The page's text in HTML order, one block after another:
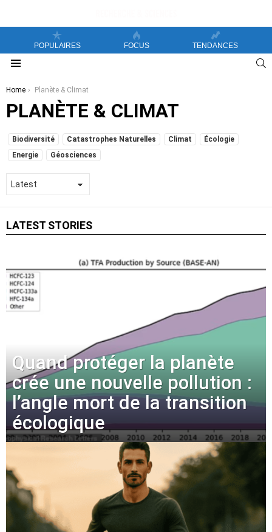
POPULAIRES FOCUS TENDANCES
You are here:
Home Planète & Climat
PLANÈTE & CLIMAT
SUBTERMS
Biodiversité Catastrophes Naturelles Climat
Écologie
Energie
Géosciences
LATEST STORIES
Quand protéger la planète
crée une nouvelle pollution :
l’angle mort de la transition
écologique